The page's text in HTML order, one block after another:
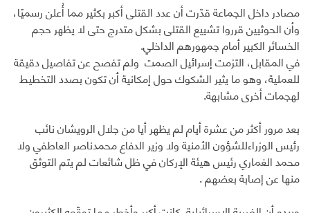
مصادر داخل الجماعة قدّرت أن عدد القتلى أكبر بكثير مما أُعلن رسميًا،
وأن الحوثيين قرروا تشييع القتلى بشكل متدرج حتى لا يظهر حجم
الخسائر الكبير أمام جمهورهم الداخلي.
في المقابل، التزمت إسرائيل الصمت ولم تفصح عن تفاصيل دقيقة
للعملية، وهو ما يثير الشكوك حول إمكانية أن تكون بصدد التخطيط
لهجمات أخرى مشابهة.
بعد مرور أكثر من عشرة أيام لم يظهر أيا من جلال الرويشان نائب
رئيس الوزراءللشؤون الأمنية ولا وزير الدفاع محمدناصر العاطفي ولا
محمد الغماري رئيس هيئة الإركان في ظل شائعات لم يتم التوثق
منها عن إصابة بعضهم .